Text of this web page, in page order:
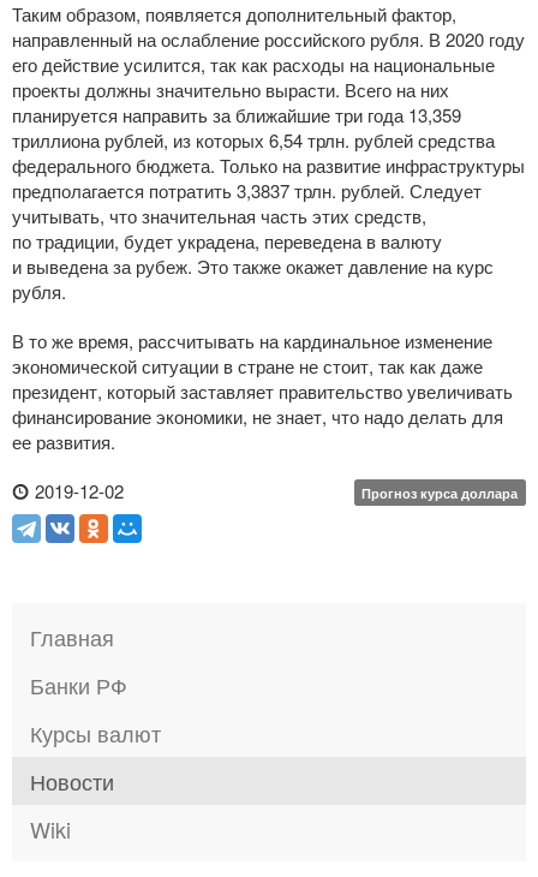
Таким образом, появляется дополнительный фактор,
направленный на ослабление российского рубля. В 2020 году
его действие усилится, так как расходы на национальные
проекты должны значительно вырасти. Всего на них
планируется направить за ближайшие три года 13,359
триллиона рублей, из которых 6,54 трлн. рублей средства
федерального бюджета. Только на развитие инфраструктуры
предполагается потратить 3,3837 трлн. рублей. Следует
учитывать, что значительная часть этих средств,
по традиции, будет украдена, переведена в валюту
и выведена за рубеж. Это также окажет давление на курс
рубля.
В то же время, рассчитывать на кардинальное изменение
экономической ситуации в стране не стоит, так как даже
президент, который заставляет правительство увеличивать
финансирование экономики, не знает, что надо делать для
ее развития.
2019-12-02
Прогноз курса доллара
Главная
Банки РФ
Курсы валют
Новости
Wiki